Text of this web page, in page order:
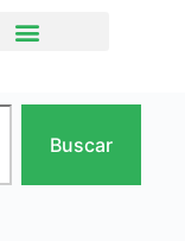
Buscar